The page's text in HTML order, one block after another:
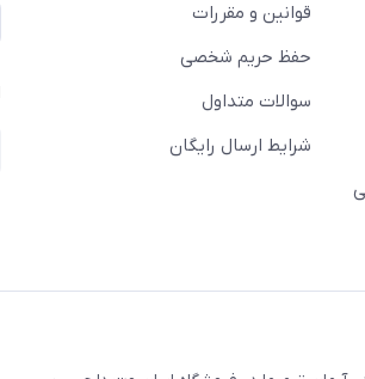
قوانین و مقررات
حفظ حریم شخصی
سوالات متداول
شرایط ارسال رایگان